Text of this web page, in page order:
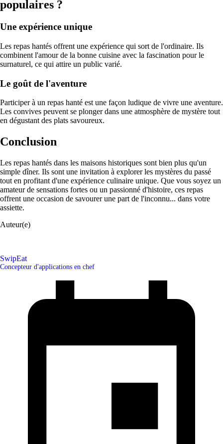
populaires ?
Une expérience unique
Les repas hantés offrent une expérience qui sort de l'ordinaire. Ils
combinent l'amour de la bonne cuisine avec la fascination pour le
surnaturel, ce qui attire un public varié.
Le goût de l'aventure
Participer à un repas hanté est une façon ludique de vivre une aventure.
Les convives peuvent se plonger dans une atmosphère de mystère tout
en dégustant des plats savoureux.
Conclusion
Les repas hantés dans les maisons historiques sont bien plus qu'un
simple dîner. Ils sont une invitation à explorer les mystères du passé
tout en profitant d'une expérience culinaire unique. Que vous soyez un
amateur de sensations fortes ou un passionné d'histoire, ces repas
offrent une occasion de savourer une part de l'inconnu... dans votre
assiette.
Auteur(e)
SwipEat
Concepteur d'applications en chef